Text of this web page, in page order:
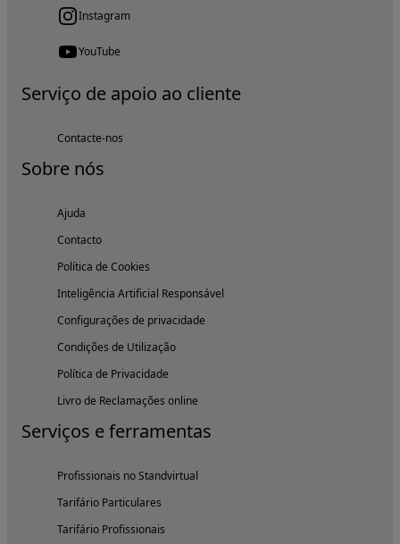
Instagram
YouTube
Serviço de apoio ao cliente
Contacte-nos
Sobre nós
Ajuda
Contacto
Política de Cookies
Inteligência Artificial Responsável
Configurações de privacidade
Condições de Utilização
Política de Privacidade
Livro de Reclamações online
Serviços e ferramentas
Profissionais no Standvirtual
Tarifário Particulares
Tarifário Profissionais